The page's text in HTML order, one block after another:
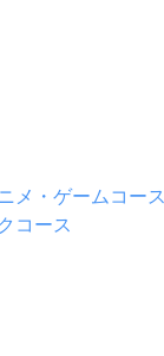
メ・ゲームコース
コース